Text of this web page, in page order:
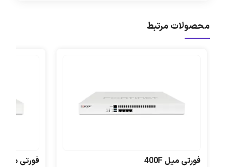
محصولات مرتبط
فورتی میل 400F فورتی میل 200F